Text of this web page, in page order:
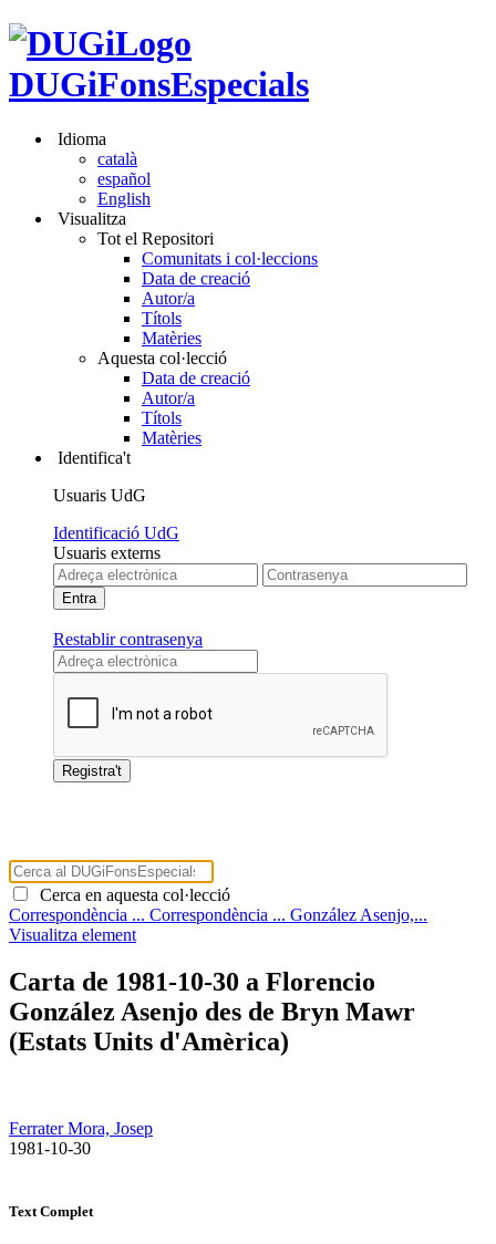
DUGiFonsEspecials
Idioma
català
español
English
Visualitza
Tot el Repositori
Comunitats i col·leccions
Data de creació
Autor/a
Títols
Matèries
Aquesta col·lecció
Data de creació
Autor/a
Títols
Matèries
Identifica't
Usuaris UdG
Identificació UdG
Usuaris externs
Restablir contrasenya
Cerca en aquesta col·lecció
Correspondència ... Correspondència ... González Asenjo,...
Visualitza element
Carta de 1981-10-30 a Florencio
González Asenjo des de Bryn Mawr
(Estats Units d'Amèrica)
Ferrater Mora, Josep
​ 1981-10-30
Text Complet